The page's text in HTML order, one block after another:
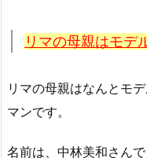
リマの母親はモデ
リマの母親はなんとモ
マンです。
名前は、中林美和さん